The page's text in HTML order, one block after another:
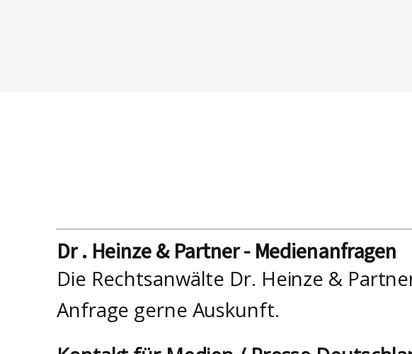
Dr . Heinze & Partner - Medienanfragen
Die Rechtsanwälte Dr. Heinze &
Anfrage gerne Auskunft.